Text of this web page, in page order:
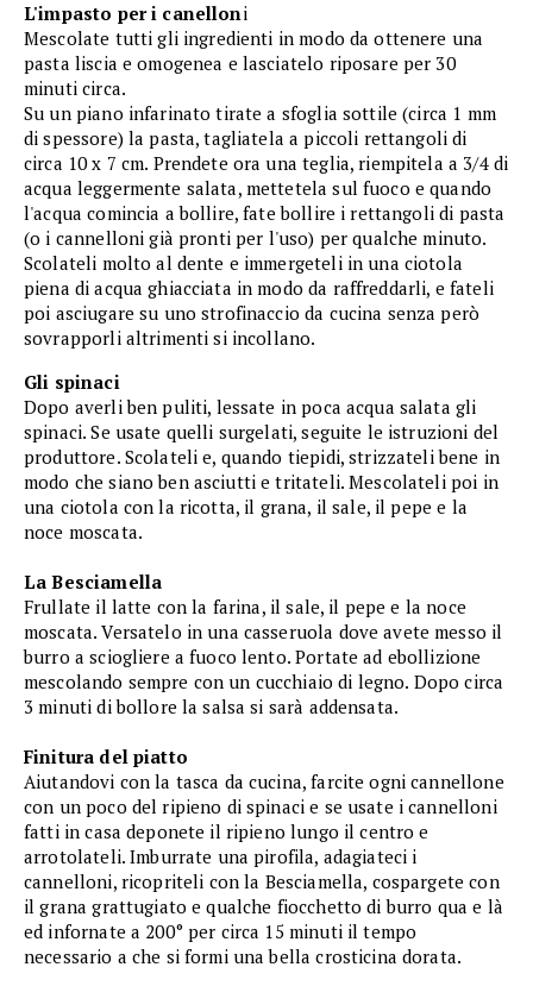
L'impasto per i canelloni
Mescolate tutti gli ingredienti in modo da ottenere una
pasta liscia e omogenea e lasciatelo riposare per 30
minuti circa.
Su un piano infarinato tirate a sfoglia sottile (circa 1 mm
di spessore) la pasta, tagliatela a piccoli rettangoli di
circa 10 x 7 cm. Prendete ora una teglia, riempitela a 3/4 di
acqua leggermente salata, mettetela sul fuoco e quando
l'acqua comincia a bollire, fate bollire i rettangoli di pasta
(o i cannelloni già pronti per l'uso) per qualche minuto.
Scolateli molto al dente e immergeteli in una ciotola
piena di acqua ghiacciata in modo da raffreddarli, e fateli
poi asciugare su uno strofinaccio da cucina senza però
sovrapporli altrimenti si incollano.
Gli spinaci
Dopo averli ben puliti, lessate in poca acqua salata gli
spinaci. Se usate quelli surgelati, seguite le istruzioni del
produttore. Scolateli e, quando tiepidi, strizzateli bene in
modo che siano ben asciutti e tritateli. Mescolateli poi in
una ciotola con la ricotta, il grana, il sale, il pepe e la
noce moscata.
La Besciamella
Frullate il latte con la farina, il sale, il pepe e la noce
moscata. Versatelo in una casseruola dove avete messo il
burro a sciogliere a fuoco lento. Portate ad ebollizione
mescolando sempre con un cucchiaio di legno. Dopo circa
3 minuti di bollore la salsa si sarà addensata.
Finitura del piatto
Aiutandovi con la tasca da cucina, farcite ogni cannellone
con un poco del ripieno di spinaci e se usate i cannelloni
fatti in casa deponete il ripieno lungo il centro e
arrotolateli. Imburrate una pirofila, adagiateci i
cannelloni, ricopriteli con la Besciamella, cospargete con
il grana grattugiato e qualche fiocchetto di burro qua e là
ed infornate a 200° per circa 15 minuti il tempo
necessario a che si formi una bella crosticina dorata.